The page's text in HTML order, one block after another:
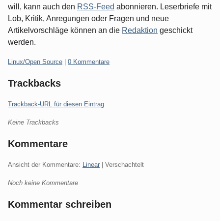
will, kann auch den RSS-Feed abonnieren. Leserbriefe mit
Lob, Kritik, Anregungen oder Fragen und neue
Artikelvorschläge können an die Redaktion geschickt
werden.
Kategorien:
Linux/Open Source 0 Kommentare
Trackbacks
Trackback-URL für diesen Eintrag
Keine Trackbacks
Kommentare
Ansicht der Kommentare: Linear | Verschachtelt
Noch keine Kommentare
Kommentar schreiben